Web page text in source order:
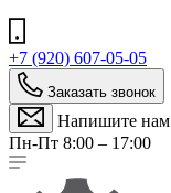
+7 (920) 607-05-05
Заказать звонок
Напишите нам
Пн-Пт 8:00 – 17:00